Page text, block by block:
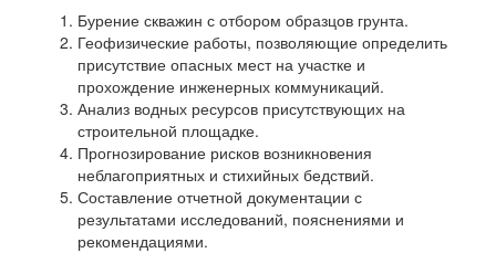
Бурение скважин с отбором образцов грунта.
Геофизические работы, позволяющие определить
присутствие опасных мест на участке и
прохождение инженерных коммуникаций.
Анализ водных ресурсов присутствующих на
строительной площадке.
Прогнозирование рисков возникновения
неблагоприятных и стихийных бедствий.
Составление отчетной документации с
результатами исследований, пояснениями и
рекомендациями.